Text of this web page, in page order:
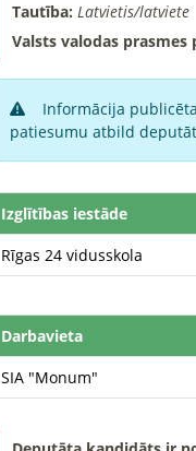
Tautība: Latvietis/latviete
Valsts valodas prasmes
Informācija
patiesumu atbild
Izglītības iestāde
Rīgas 24 vidusskola
Darbavieta
SIA "Monum"